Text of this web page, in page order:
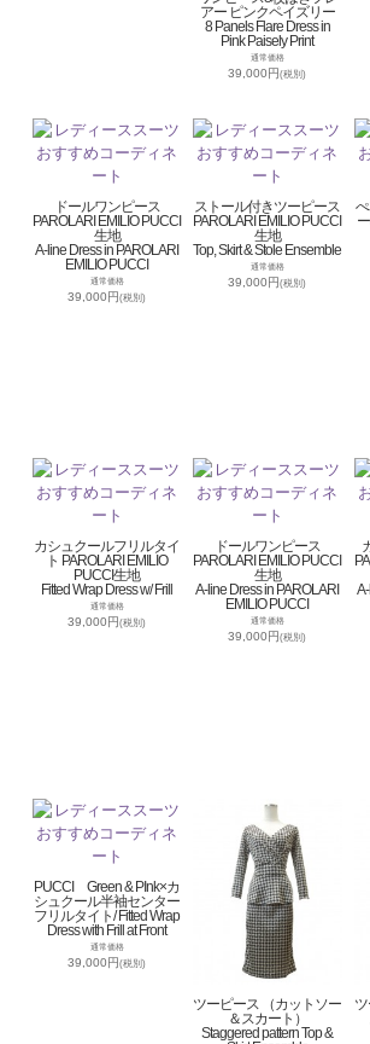
アー ピンクペイズリー
8 Panels Flare Dress in
Pink Paisely Print
通常価格
39,000円(税別)
ドールワンピース
PAROLARI EMILIO PUCCI
生地
A-line Dress in PAROLARI
EMILIO PUCCI
通常価格
39,000円(税別)
ストール付きツーピース
PAROLARI EMILIO PUCCI
生地
Top, Skirt & Stole Ensemble
通常価格
39,000円(税別)
カシュクールフリルタイ
ト PAROLARI EMILIO
PUCCI生地
Fitted Wrap Dress w/ Frill
通常価格
39,000円(税別)
ドールワンピース
PAROLARI EMILIO PUCCI
生地
A-line Dress in PAROLARI
EMILIO PUCCI
通常価格
39,000円(税別)
PUCCI Green & PInk×カ
シュクール半袖センター
フリルタイト/ Fitted Wrap
Dress with Frill at Front
通常価格
39,000円(税別)
ツーピース （カットソー
＆スカート）
Staggered pattern Top &